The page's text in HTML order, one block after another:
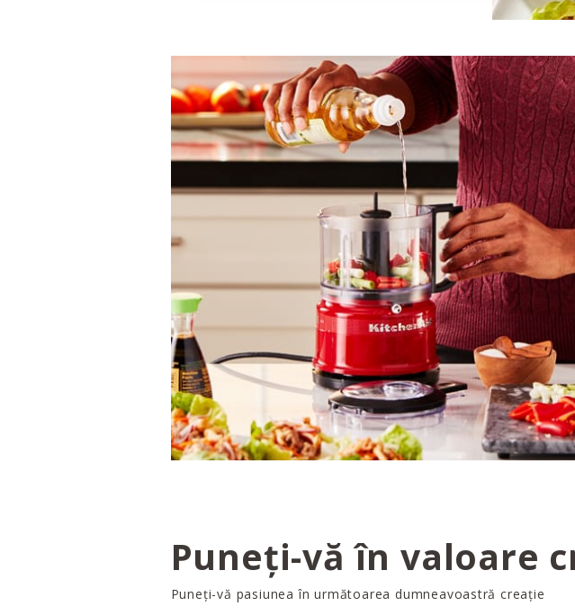
Puneți-vă în valoare
Puneți-vă pasiunea în următoarea dumneavoastră creație